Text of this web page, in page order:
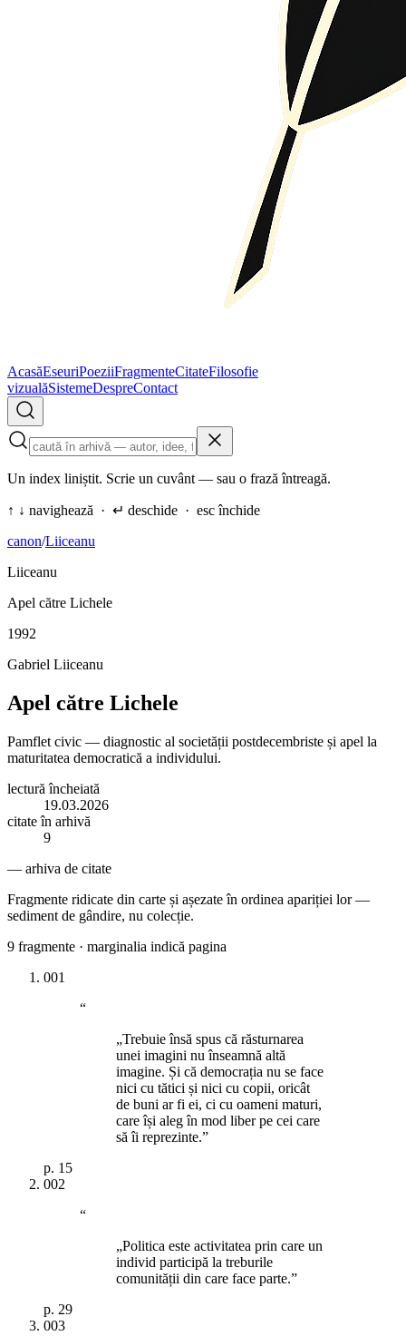
AcasăEseuriPoeziiFragmenteCitateFilosofie
vizualăSistemeDespreContact
Un index liniștit. Scrie un cuvânt — sau o frază întreagă.
↑ ↓ navighează · ↵ deschide · esc închide
canon/Liiceanu
Liiceanu
Apel către Lichele
1992
Gabriel Liiceanu
Apel către Lichele
Pamflet civic — diagnostic al societății postdecembriste și apel la
maturitatea democratică a individului.
lectură încheiată
19.03.2026
citate în arhivă
9
— arhiva de citate
Fragmente ridicate din carte și așezate în ordinea apariției lor —
sediment de gândire, nu colecție.
9 fragmente · marginalia indică pagina
001
“
„Trebuie însă spus că răsturnarea
unei imagini nu înseamnă altă
imagine. Și că democrația nu se face
nici cu tătici și nici cu copii, oricât
de buni ar fi ei, ci cu oameni maturi,
care își aleg în mod liber pe cei care
să îi reprezinte.”
p. 15
002
“
„Politica este activitatea prin care un
individ participă la treburile
comunității din care face parte.”
p. 29
003